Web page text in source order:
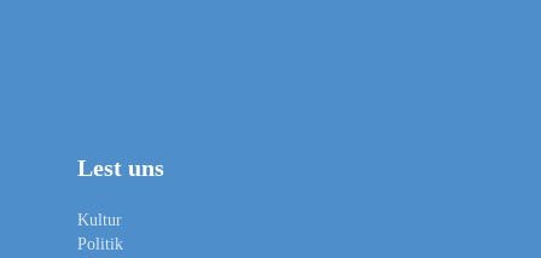
Lest uns
Kultur
Politik